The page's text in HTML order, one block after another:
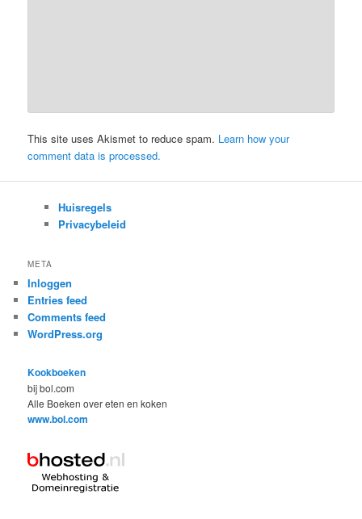
This site uses Akismet to reduce spam. Learn how your
comment data is processed.
Huisregels
Privacybeleid
META
Inloggen
Entries feed
Comments feed
WordPress.org
Kookboeken
bij bol.com
Alle Boeken over eten en koken
www.bol.com